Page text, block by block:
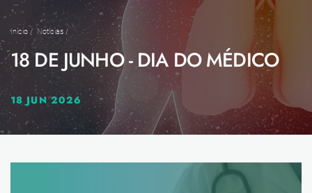
Início / Notícias /
18 DE JUNHO - DIA DO MÉDICO
18 JUN 2026